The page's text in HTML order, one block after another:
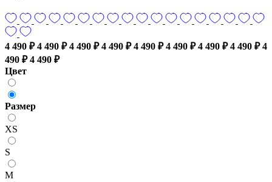
4 490 ₽ 4 490 ₽ 4 490 ₽ 4 490 ₽ 4 490 ₽ 4 490 ₽ 4 490 ₽ 4 490 ₽ 4
490 ₽ 4 490 ₽
Цвет
Размер
XS
S
M